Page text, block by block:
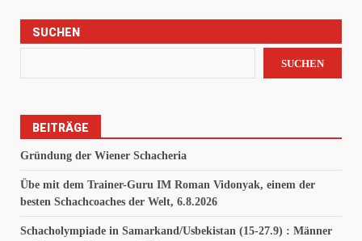
SUCHEN
SUCHEN
BEITRÄGE
Gründung der Wiener Schacheria
Übe mit dem Trainer-Guru IM Roman Vidonyak, einem der
besten Schachcoaches der Welt, 6.8.2026
Schacholympiade in Samarkand/Usbekistan (15-27.9) : Männer